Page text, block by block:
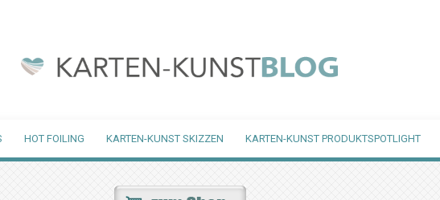
HOT FOILING KARTEN-KUNST SKIZZEN KARTEN-KUNST PRODUKTSPOTLIGHT